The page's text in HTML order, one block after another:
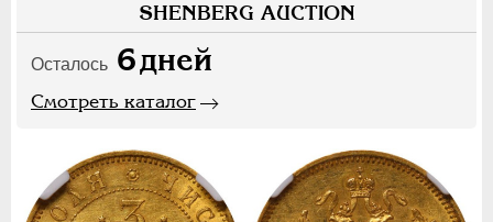
SHENBERG AUCTION
Осталось 6дней
Смотреть каталог